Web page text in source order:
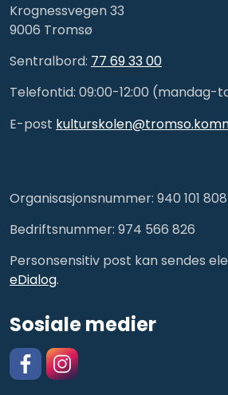
Krognessvegen 33
9006 Tromsø
Sentralbord: 77 69 33 00
Telefontid: 09:00-12:00 (mandag-
E-post
Organisasjonsnummer: 940 101 808
Bedriftsnummer: 974 566 826
Personsensitiv post kan sendes
eDialog.
Sosiale medier